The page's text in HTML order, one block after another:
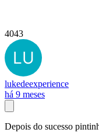
4043
lukedeexperience
há 9 meses
Depois do sucesso